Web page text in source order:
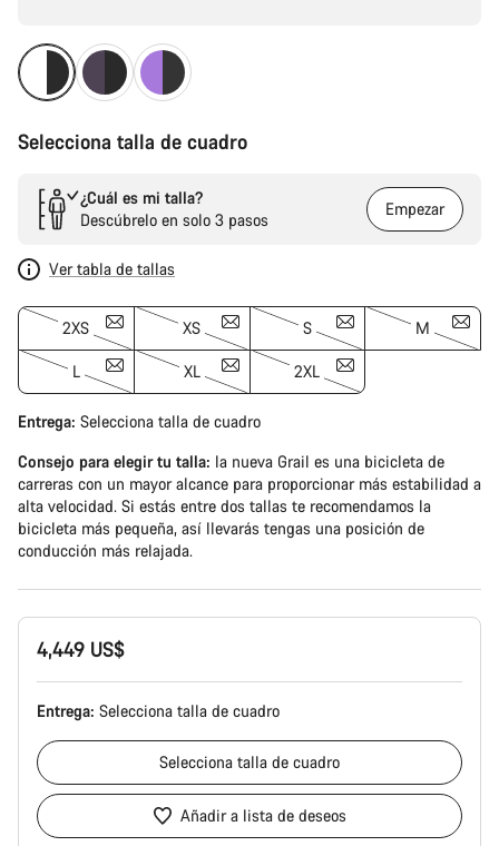
Selecciona talla de cuadro
¿Cuál es mi talla?
Descúbrelo en solo 3 pasos
Empezar
Ver tabla de tallas
2XS XS S M
L XL 2XL
Entrega: Selecciona talla de cuadro
Consejo para elegir tu talla: la nueva Grail es una bicicleta de
carreras con un mayor alcance para proporcionar más estabilidad a
alta velocidad. Si estás entre dos tallas te recomendamos la
bicicleta más pequeña, así llevarás tengas una posición de
conducción más relajada.
4,449 US$
Entrega: Selecciona talla de cuadro
Selecciona talla de cuadro
Añadir a lista de deseos